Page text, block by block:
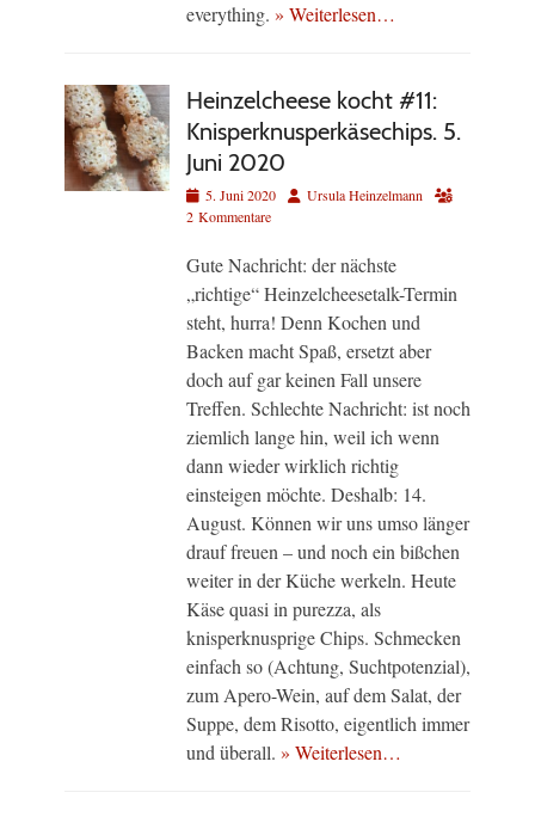
everything. » Weiterlesen…
Heinzelcheese kocht #11:
Knisperknusperkäsechips. 5.
Juni 2020
Veröffentlicht
am
5. Juni 2020 AutorUrsula Heinzelmann
2 Kommentare
Gute Nachricht: der nächste
„richtige“ Heinzelcheesetalk-Termin
steht, hurra! Denn Kochen und
Backen macht Spaß, ersetzt aber
doch auf gar keinen Fall unsere
Treffen. Schlechte Nachricht: ist noch
ziemlich lange hin, weil ich wenn
dann wieder wirklich richtig
einsteigen möchte. Deshalb: 14.
August. Können wir uns umso länger
drauf freuen – und noch ein bißchen
weiter in der Küche werkeln. Heute
Käse quasi in purezza, als
knisperknusprige Chips. Schmecken
einfach so (Achtung, Suchtpotenzial),
zum Apero-Wein, auf dem Salat, der
Suppe, dem Risotto, eigentlich immer
und überall. » Weiterlesen…